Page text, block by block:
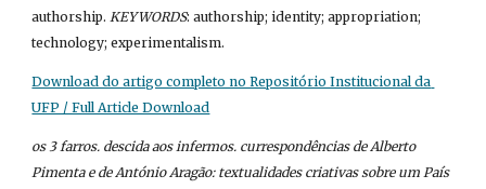
authorship. KEYWORDS: authorship; identity; appropriation;
technology; experimentalism.
Download do artigo completo no Repositório Institucional da
UFP / Full Article Download
os 3 farros. descida aos infermos. currespondências de Alberto
Pimenta e de António Aragão: textualidades criativas sobre um País